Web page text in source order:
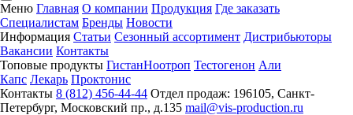
Меню Главная О компании Продукция Где заказать
Специалистам Бренды Новости
Информация Статьи Сезонный ассортимент Дистрибьюторы
Вакансии Контакты
Топовые продукты ГистанНоотроп Тестогенон Али
Капс Лекарь Проктонис
Контакты 8 (812) 456-44-44 Отдел продаж: 196105, Санкт-
Петербург, Московский пр., д.135 mail@vis-production.ru